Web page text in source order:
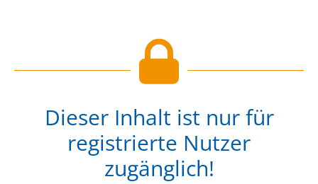
Dieser Inhalt ist nur für
registrierte Nutzer
zugänglich!